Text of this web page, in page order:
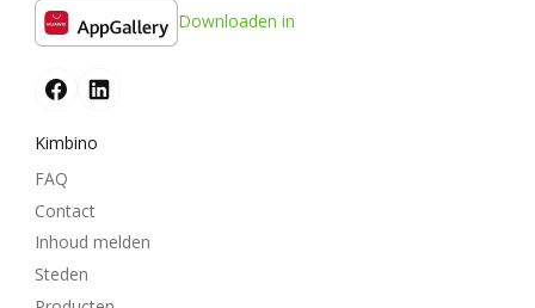
Downloaden in
Kimbino
FAQ
Contact
Inhoud melden
Steden